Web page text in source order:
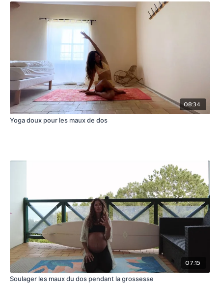
08:34
Yoga doux pour les maux de dos
07:15
Soulager les maux du dos pendant la grossesse